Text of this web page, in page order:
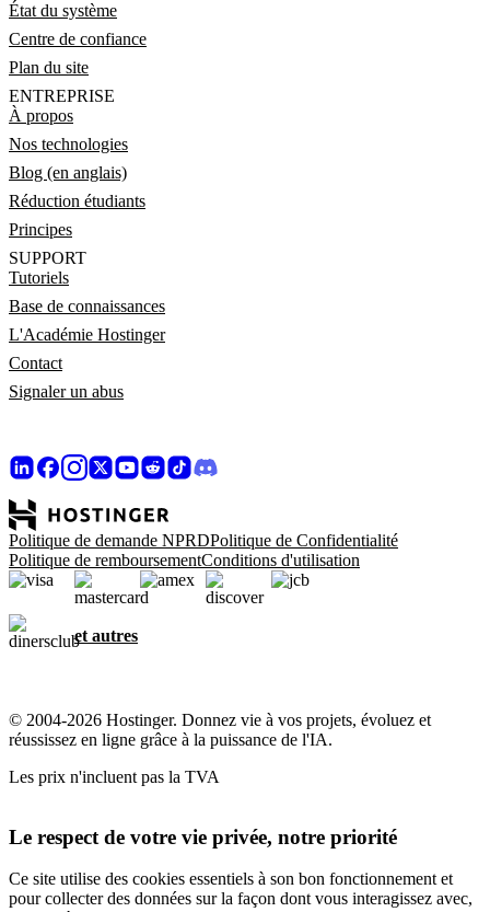
État du système
Centre de confiance
Plan du site
ENTREPRISE
À propos
Nos technologies
Blog (en anglais)
Réduction étudiants
Principes
SUPPORT
Tutoriels
Base de connaissances
L'Académie Hostinger
Contact
Signaler un abus
Politique de demande NPRDPolitique de Confidentialité
Politique de remboursementConditions d'utilisation
et autres
© 2004-2026 Hostinger. Donnez vie à vos projets, évoluez et
réussissez en ligne grâce à la puissance de l'IA.
Les prix n'incluent pas la TVA
Le respect de votre vie privée, notre priorité
Ce site utilise des cookies essentiels à son bon fonctionnement et
pour collecter des données sur la façon dont vous interagissez avec,